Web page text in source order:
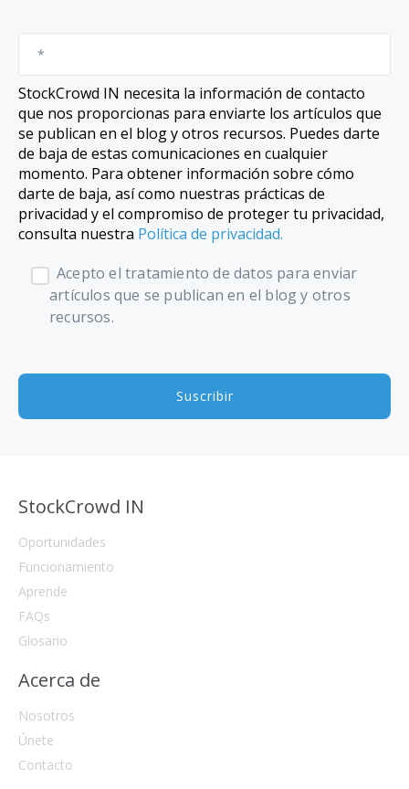
StockCrowd IN necesita la información de contacto
que nos proporcionas para enviarte los artículos que
se publican en el blog y otros recursos. Puedes darte
de baja de estas comunicaciones en cualquier
momento. Para obtener información sobre cómo
darte de baja, así como nuestras prácticas de
privacidad y el compromiso de proteger tu privacidad,
consulta nuestra Política de privacidad.
Acepto el tratamiento de datos para enviar
artículos que se publican en el blog y otros
recursos.
StockCrowd IN
Oportunidades
Funcionamiento
Aprende
FAQs
Glosario
Acerca de
Nosotros
Únete
Contacto